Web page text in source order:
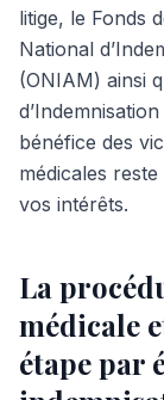
litige, le Fonds
National
(ONIAM) ainsi
bénéfice des
médicales
vos intérêts.
La
médicale
étape par